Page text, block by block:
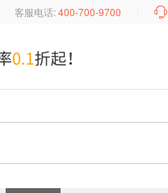
客服电话:400-700-9700 